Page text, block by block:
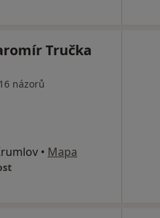
Tručka
16 názorů
• Mapa